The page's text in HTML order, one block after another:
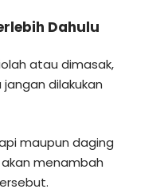
Dahulu
atau dimasak,
dilakukan
maupun daging
menambah